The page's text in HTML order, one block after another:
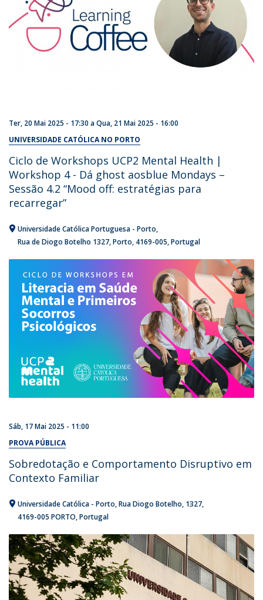
Ter, 20 Mai 2025 - 17:30 aQua, 21 Mai 2025 - 16:00
UNIVERSIDADE CATÓLICA NO PORTO
Ciclo de Workshops UCP2 Mental Health |
Workshop 4 - Dá ghost aosblue Mondays –
Sessão 4.2 “Mood off: estratégias para
recarregar”
Universidade Católica Portuguesa - Porto
Rua de Diogo Botelho 1327 Porto 4169-005 Portugal
Sáb, 17 Mai 2025 - 11:00
PROVA PÚBLICA
Sobredotação e Comportamento Disruptivo em
Contexto Familiar
Universidade Católica - Porto Rua Diogo Botelho, 1327
4169-005 PORTO Portugal